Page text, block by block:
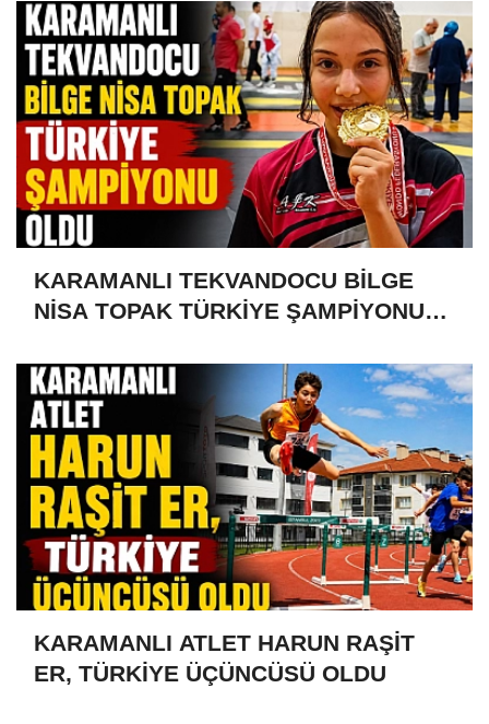
KARAMANLI TEKVANDOCU BİLGE
NİSA TOPAK TÜRKİYE ŞAMPİYONU
KARAMANLI ATLET HARUN RAŞİT
ER, TÜRKİYE ÜÇÜNCÜSÜ OLDU